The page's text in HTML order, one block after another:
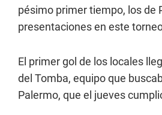
pésimo primer tiempo, los de
presentaciones en este
El primer gol de los locales
del Tomba, equipo que
Palermo, que el jueves